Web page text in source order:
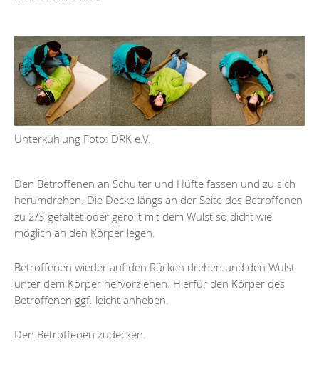
Unterkühlung Foto: DRK e.V.
Den Betroffenen an Schulter und Hüfte fassen und zu sich
herumdrehen. Die Decke längs an der Seite des Betroffenen
zu 2/3 gefaltet oder gerollt mit dem Wulst so dicht wie
möglich an den Körper legen.
Betroffenen wieder auf den Rücken drehen und den Wulst
unter dem Körper hervorziehen. Hierfür den Körper des
Betroffenen ggf. leicht anheben.
Den Betroffenen zudecken.